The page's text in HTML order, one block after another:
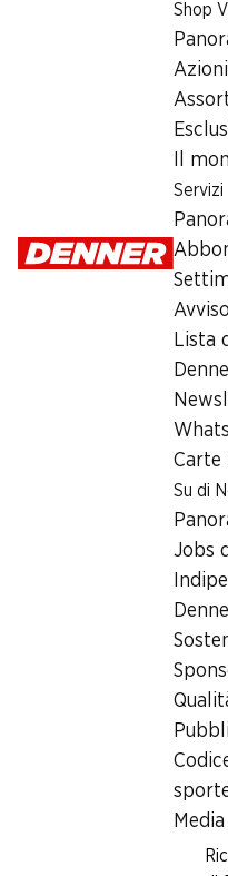
Shop
Azioni
Il
Servizi
Lista
Carte
Su di
Jobs
Media
Michetta con
1102501
Altri clienti
Gnocchi in padella Hilcona
Solo nella Svizzera tedesca e